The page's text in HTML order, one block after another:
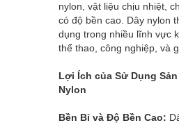
nylon, vật liệu chịu nhiệt,
có độ bền cao. Dây nylon
dụng trong nhiều lĩnh vực
thể thao, công nghiệp, và
Lợi Ích của Sử Dụng Sản
Nylon
Bền Bỉ và Độ Bền Cao: